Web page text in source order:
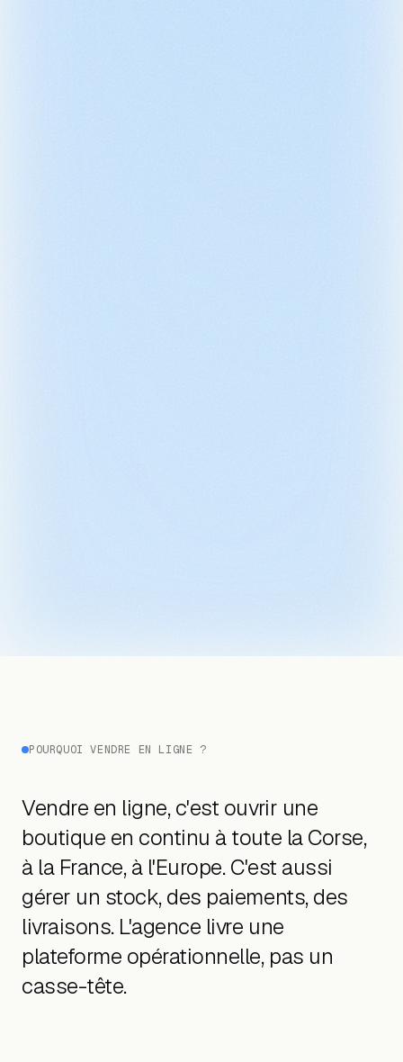
POURQUOI VENDRE EN LIGNE ?
Vendre en ligne, c'est ouvrir une
boutique en continu à toute la Corse,
à la France, à l'Europe. C'est aussi
gérer un stock, des paiements, des
livraisons. L'agence livre une
plateforme opérationnelle, pas un
casse-tête.